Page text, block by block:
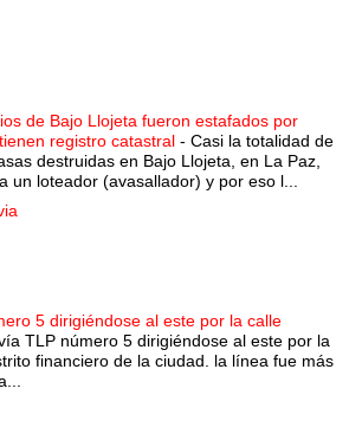
de Bajo Llojeta fueron estafados por
registro catastral - Casi la totalidad de
destruidas en Bajo Llojeta, en La Paz,
un loteador (avasallador) y por eso l...
5 dirigiéndose al este por la calle
TLP número 5 dirigiéndose al este por la
financiero de la ciudad. la línea fue más